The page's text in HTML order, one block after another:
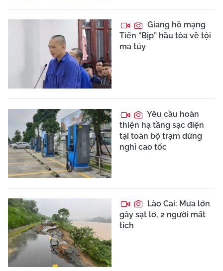
Giang hồ mạng
Tiến “Bịp” hầu tòa về tội
ma túy
Yêu cầu hoàn
thiện hạ tầng sạc điện
tại toàn bộ trạm dừng
nghỉ cao tốc
Lào Cai: Mưa lớn
gây sạt lở, 2 người mất
tích